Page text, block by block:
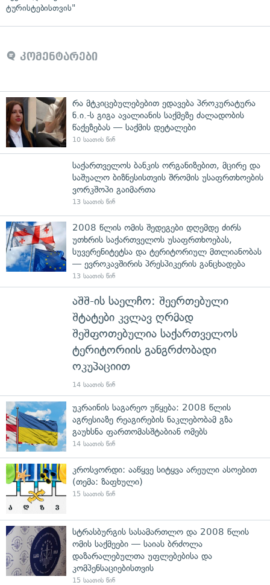
ტურისტებისთვის"
კომენტარები
რა მტკიცებულებებით ედავება პროკურატურა
ნ.ი.-ს გიგა ავალიანის საქმეზე ძალადობის
წაქეზებას — საქმის დეტალები
10 საათის წინ
საქართველოს ბანკის ორგანიზებით, მცირე და
საშუალო ბიზნესისთვის შრომის უსაფრთხოების
ვორკშოპი გაიმართა
13 საათის წინ
2008 წლის ომის შედეგები დღემდე ძირს
უთხრის საქართველოს უსაფრთხოებას,
სუვერენიტეტსა და ტერიტორიულ მთლიანობას
— ევროკავშირის პრესპიკერის განცხადება
13 საათის წინ
აშშ-ის საელჩო: შეერთებული
შტატები კვლავ ღრმად
შეშფოთებულია საქართველოს
ტერიტორიის განგრძობადი
ოკუპაციით
14 საათის წინ
უკრაინის საგარეო უწყება: 2008 წლის
აგრესიაზე რეაგირების ნაკლებობამ გზა
გაუხსნა ფართომასშტაბიან ომებს
14 საათის წინ
კროსვორდი: ააწყვე სიტყვა არეული ასოებით
(თემა: ზაფხული)
15 საათის წინ
სტრასბურგის სასამართლო და 2008 წლის
ომის საქმეები — საიას ბრძოლა
დაზარალებულთა უფლებებისა და
კომპენსაციებისთვის
15 საათის წინ